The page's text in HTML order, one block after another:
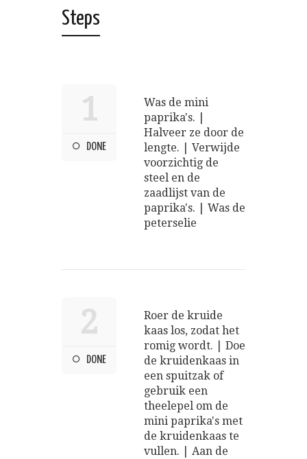
Steps
1
DONE
Was de mini
paprika's. |
Halveer ze door de
lengte. | Verwijde
voorzichtig de
steel en de
zaadlijst van de
paprika's. | Was de
peterselie
2
DONE
Roer de kruide
kaas los, zodat het
romig wordt. | Doe
de kruidenkaas in
een spuitzak of
gebruik een
theelepel om de
mini paprika's met
de kruidenkaas te
vullen. | Aan de